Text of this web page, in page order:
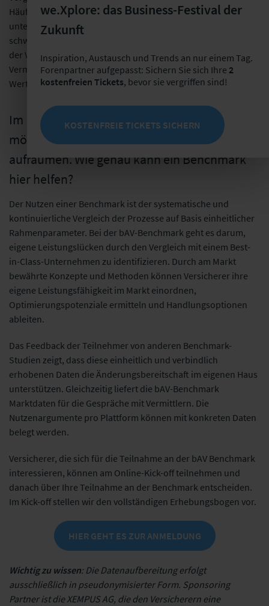
Häufig besteht die Sorge, einen Teil des Prozesses „nicht mehr
unter Kontrolle zu haben“ und die Bindung zum Kunden zu
schwächen. Andererseits führt die Plattform zur Entlastung
der Vermittler von nicht wertschöpfenden Tätigkeiten.
Vermittler haben auf diese Weise mehr Zeit für echte
Wertschöpfung.
Im Rahmen einer Benchmark-Studie
möchtest du mit diesen Vorurteilen
aufräumen. Wie genau kann ein Benchmark
hier helfen?
Der Nutzen einer Benchmark ist der systematische und
kontinuierliche Vergleich der Prozesse auf Basis einheitlicher
Rahmenparameter. Bei der bAV-Benchmark geht es darum,
eigene Leistungslücken durch den Vergleich mit einem Best-
in-Class-Unternehmen zu identifizieren. Durch am Markt
bewährte Konzepte und Methoden können Versicherer ihre
eigene Leistungsfähigkeit im Markt einordnen,
Optimierungspotenziale ermitteln und Handlungsoptionen
ableiten.
Das Feedback der Teilnehmer von anderen Benchmark-
Studien zeigt, dass diese einheitlich und verbindlich
erhobenen Daten die Änderungsbereitschaft im eigenen Haus
unterstützen. Gleichzeitig liefert die bAV-Benchmark
Marktdaten für die Gespräche mit Vermittlern. Die
Nutzenargumente pro Plattform können mit konkreten Daten
belegt werden.
Versicherer, die sich für die Teilnahme an der bAV Benchmark
interessieren, können am Online-Kick-off teilnehmen und
danach über Ihre Teilnahme an der Benchmark entscheiden.
Im Kick-off stellen wir den vollständigen Erhebungsbogen vor.
HIER GEHT ES ZUR ANMELDUNG
Wichtig zu wissen: Die Datenaufbereitung erfolgt
ausschließlich in pseudonymisierter Form. Sponsoring
Partner ist die XEMPUS AG, die den Versicherern eine
we.Xplore: das Business-Festival der
Zukunft
Inspiration, Austausch und Trends an nur einem Tag.
Forenpartner aufgepasst: Sichern Sie sich Ihre 2
kostenfreien Tickets, bevor sie vergriffen sind!
KOSTENFREIE TICKETS SICHERN